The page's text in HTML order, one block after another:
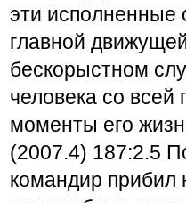
эти исполненные
главной
бескорыстном
человека со всей
моменты его
(2007.4) 187:2.5
командир прибил